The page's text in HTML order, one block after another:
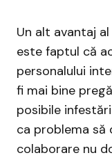
Un alt avantaj
este faptul că
personalului
fi mai bine
posibile
ca problema să
colaborare nu